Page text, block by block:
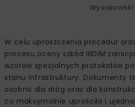
Wysokowski
W celu uproszczenia procedur
procesu oceny szkód IBDiM
wzorów specjalnych protokołów
stanu infrastruktury. Dokumenty
osobno dla dróg oraz dla
co maksymalnie uprościło i